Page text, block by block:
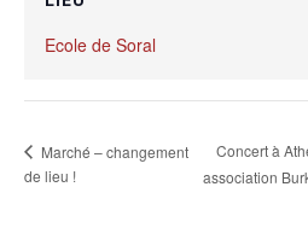
Ecole de Soral
Marché – changement
de lieu !
Concert à
association